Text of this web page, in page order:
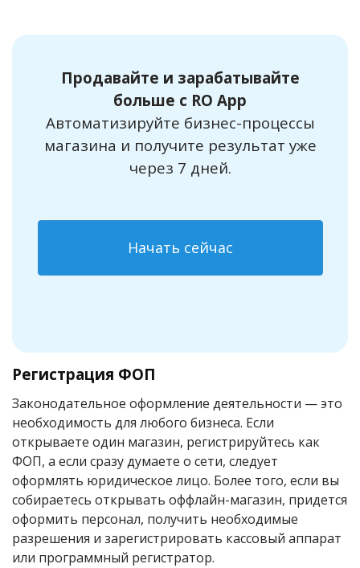
Продавайте и зарабатывайте
больше с RO App
Автоматизируйте бизнес-процессы
магазина и получите результат уже
через 7 дней.
Начать сейчас
Регистрация ФОП
Законодательное оформление деятельности — это
необходимость для любого бизнеса. Если
открываете один магазин, регистрируйтесь как
ФОП, а если сразу думаете о сети, следует
оформлять юридическое лицо. Более того, если вы
собираетесь открывать оффлайн-магазин, придется
оформить персонал, получить необходимые
разрешения и зарегистрировать кассовый аппарат
или программный регистратор.